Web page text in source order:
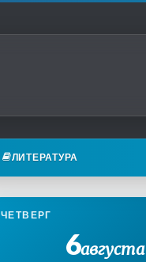
ЛИТЕРАТУРА
ЧЕТВЕРГ
6августа